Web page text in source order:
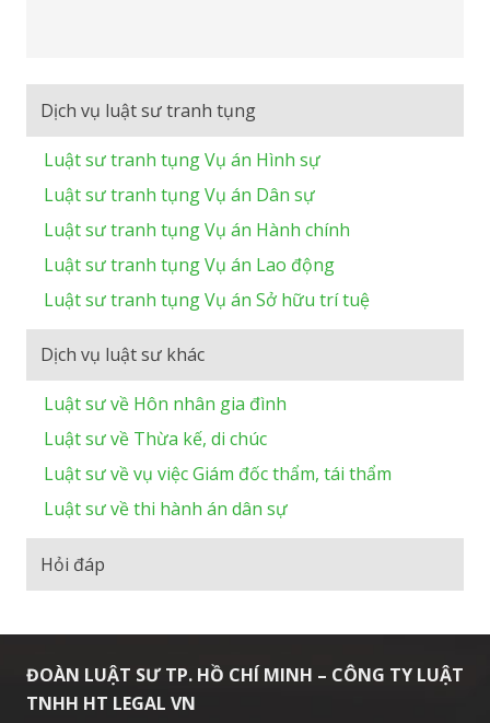
Dịch vụ luật sư tranh tụng
Luật sư tranh tụng Vụ án Hình sự
Luật sư tranh tụng Vụ án Dân sự
Luật sư tranh tụng Vụ án Hành chính
Luật sư tranh tụng Vụ án Lao động
Luật sư tranh tụng Vụ án Sở hữu trí tuệ
Dịch vụ luật sư khác
Luật sư về Hôn nhân gia đình
Luật sư về Thừa kế, di chúc
Luật sư về vụ việc Giám đốc thẩm, tái thẩm
Luật sư về thi hành án dân sự
Hỏi đáp
ĐOÀN LUẬT SƯ TP. HỒ CHÍ MINH – CÔNG TY LUẬT
TNHH HT LEGAL VN